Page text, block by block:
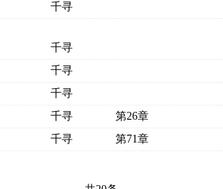
千寻
千寻
千寻
千寻
千寻 第26章
千寻 第71章